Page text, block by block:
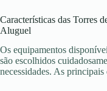
Características das Torres
Aluguel
Os equipamentos
são escolhidos
necessidades. As